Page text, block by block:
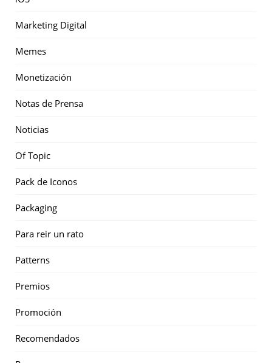
Marketing Digital
Memes
Monetización
Notas de Prensa
Noticias
Of Topic
Pack de Iconos
Packaging
Para reir un rato
Patterns
Premios
Promoción
Recomendados